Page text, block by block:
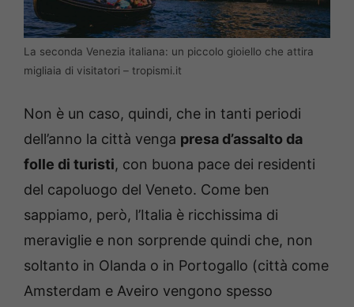
La seconda Venezia italiana: un piccolo gioiello che attira
migliaia di visitatori – tropismi.it
Non è un caso, quindi, che in tanti periodi
dell’anno la città venga presa d’assalto da
folle di turisti, con buona pace dei residenti
del capoluogo del Veneto. Come ben
sappiamo, però, l’Italia è ricchissima di
meraviglie e non sorprende quindi che, non
soltanto in Olanda o in Portogallo (città come
Amsterdam e Aveiro vengono spesso